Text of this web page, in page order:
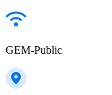
GEM-Public